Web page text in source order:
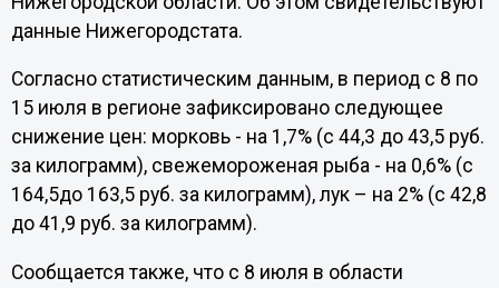
данные Нижегородстата.
Согласно статистическим данным, в период с 8 по
15 июля в регионе зафиксировано следующее
снижение цен: морковь - на 1,7% (с 44,3 до 43,5 руб.
за килограмм), свежемороженая рыба - на 0,6% (с
164,5до 163,5 руб. за килограмм), лук – на 2% (с 42,8
до 41,9 руб. за килограмм).
Сообщается также, что с 8 июля в области